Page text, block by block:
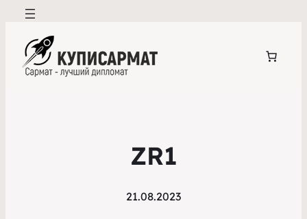
ZR1
21.08.2023